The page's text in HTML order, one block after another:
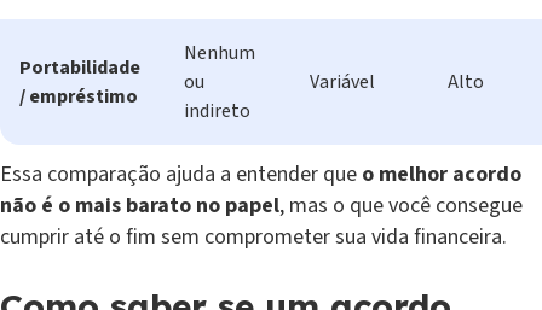
Portabilidade
/ empréstimo
Nenhum
ou
indireto
Variável Alto
Essa comparação ajuda a entender que o melhor acordo
não é o mais barato no papel, mas o que você consegue
cumprir até o fim sem comprometer sua vida financeira.